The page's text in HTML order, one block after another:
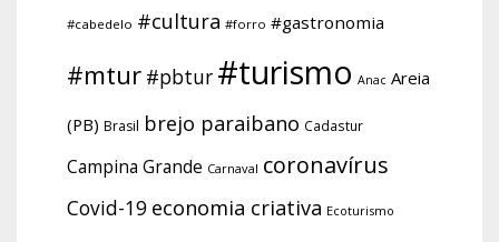
#cabedelo #cultura #forro #gastronomia
#mtur #pbtur #turismo Anac Areia
(PB) Brasil brejo paraibano Cadastur
Campina Grande Carnaval coronavírus
Covid-19 economia criativa Ecoturismo